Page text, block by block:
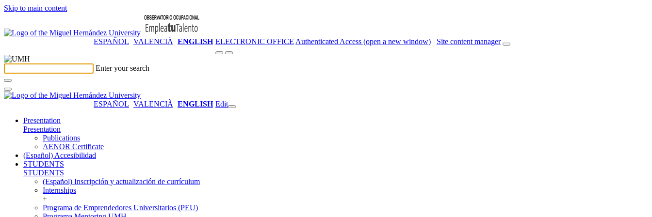
Skip to main content
ESPAÑOL VALENCIÀ ENGLISH ELECTRONIC OFFICE Authenticated Access (open a new window) Site content manager
Enter your search
ESPAÑOL VALENCIÀ ENGLISH Edit
Presentation
Presentation
Publications
AENOR Certificate
(Español) Accesibilidad
STUDENTS
STUDENTS
(Español) Inscripción y actualización de currículum
Internships
+
Programa de Emprendedores Universitarios (PEU)